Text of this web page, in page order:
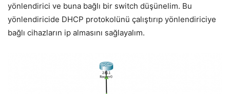
yönlendirici ve buna bağlı bir switch düşünelim. Bu
yönlendiricide DHCP protokolünü çalıştırıp yönlendiriciye
bağlı cihazların ip almasını sağlayalım.